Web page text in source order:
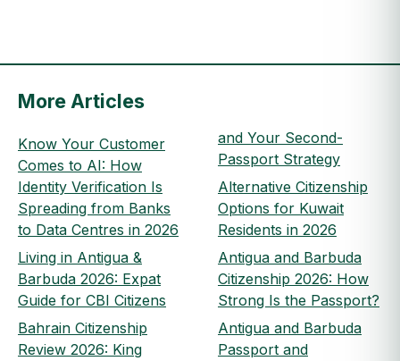
More Articles
Know Your Customer
Comes to AI: How
Identity Verification Is
Spreading from Banks
to Data Centres in 2026
Living in Antigua &
Barbuda 2026: Expat
Guide for CBI Citizens
Bahrain Citizenship
Review 2026: King
and Your Second-
Passport Strategy
Alternative Citizenship
Options for Kuwait
Residents in 2026
Antigua and Barbuda
Citizenship 2026: How
Strong Is the Passport?
Antigua and Barbuda
Passport and